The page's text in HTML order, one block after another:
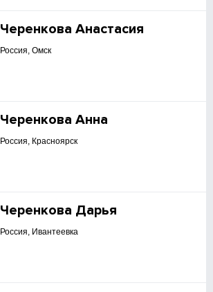
Черенкова Анастасия
Россия, Омск
Черенкова Анна
Россия, Красноярск
Черенкова Дарья
Россия, Ивантеевка